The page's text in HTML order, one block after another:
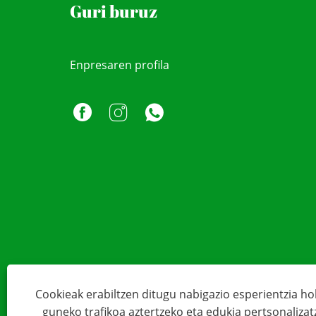
Guri buruz
Enpresaren profila
Cookieak erabiltzen ditugu nabigazio esperientzia
guneko trafikoa aztertzeko eta edukia